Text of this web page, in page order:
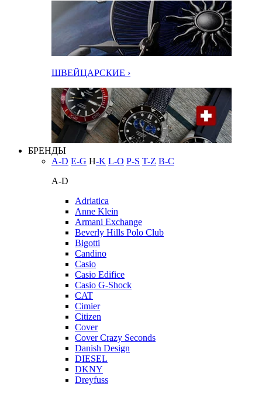
ШВЕЙЦАРСКИЕ ›
БРЕНДЫ
A-D E-G H-K L-O P-S T-Z В-С
A-D
Adriatica
Anne Klein
Armani Exchange
Beverly Hills Polo Club
Bigotti
Candino
Casio
Casio Edifice
Casio G-Shock
CAT
Cimier
Citizen
Cover
Cover Crazy Seconds
Danish Design
DIESEL
DKNY
Dreyfuss